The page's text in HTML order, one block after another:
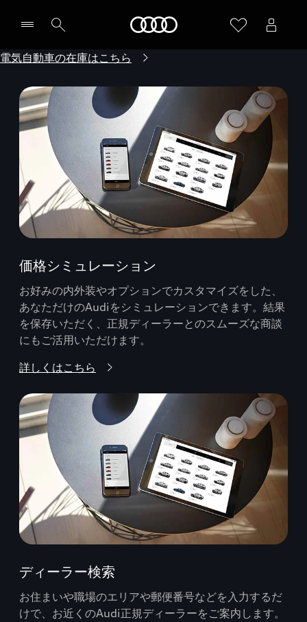
電気自動車の在庫はこちら
価格シミュレーション
お好みの内外装やオプションでカスタマイズをした、
あなただけのAudiをシミュレーションできます。結果
を保存いただく、正規ディーラーとのスムーズな商談
にもご活用いただけます。
詳しくはこちら
ディーラー検索
お住まいや職場のエリアや郵便番号などを入力するだ
けで、お近くのAudi正規ディーラーをご案内します。